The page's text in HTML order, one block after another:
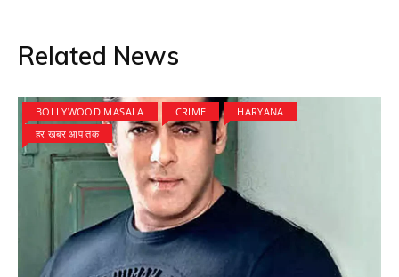
Related News
BOLLYWOOD MASALA CRIME
HARYANA
हर खबर आप तक